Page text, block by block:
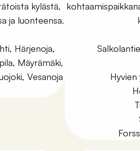
kylästä,
ja luonteensa.
Härjenoja,
Mäyrämäki,
Vesanoja
Hyvien